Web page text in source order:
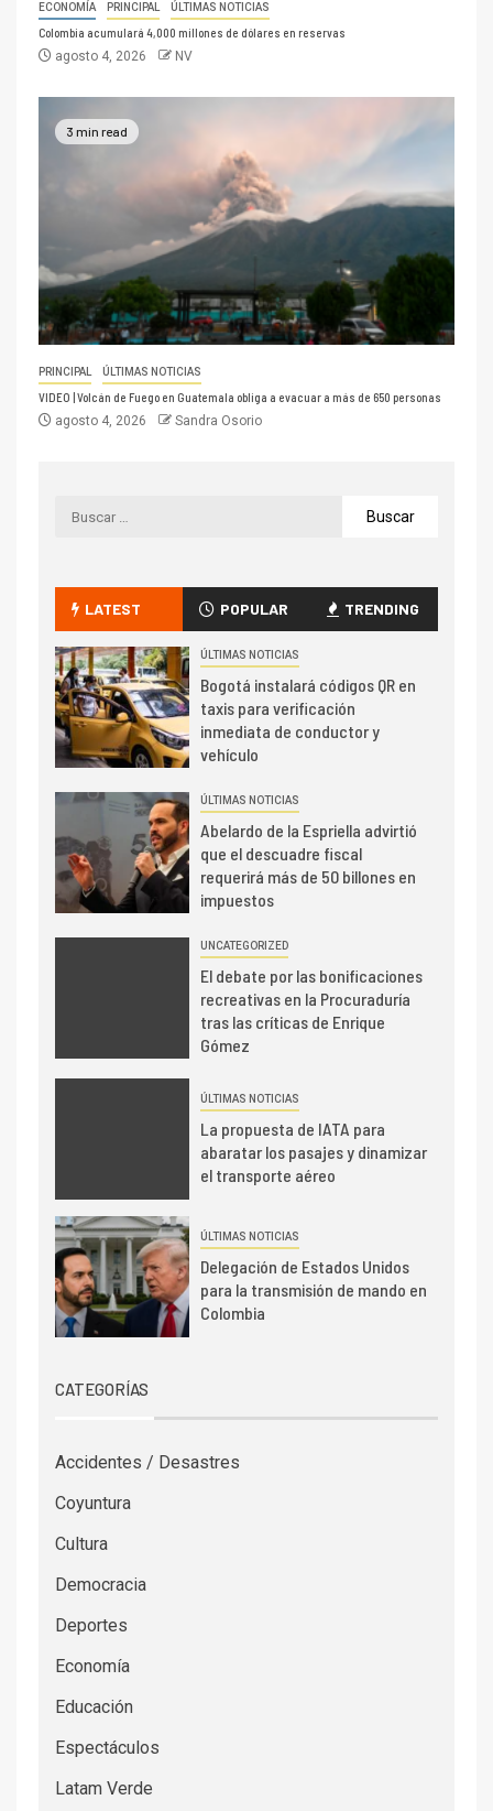
ECONOMÍA PRINCIPAL ÚLTIMAS NOTICIAS
Colombia acumulará 4,000 millones de dólares en reservas
agosto 4, 2026 NV
3 min read
PRINCIPAL ÚLTIMAS NOTICIAS
VIDEO | Volcán de Fuego en Guatemala obliga a evacuar a más de 650 personas
agosto 4, 2026 Sandra Osorio
LATEST POPULAR TRENDING
ÚLTIMAS NOTICIAS
Bogotá instalará códigos QR en
taxis para verificación
inmediata de conductor y
vehículo
ÚLTIMAS NOTICIAS
Abelardo de la Espriella advirtió
que el descuadre fiscal
requerirá más de 50 billones en
impuestos
UNCATEGORIZED
El debate por las bonificaciones
recreativas en la Procuraduría
tras las críticas de Enrique
Gómez
ÚLTIMAS NOTICIAS
La propuesta de IATA para
abaratar los pasajes y dinamizar
el transporte aéreo
ÚLTIMAS NOTICIAS
Delegación de Estados Unidos
para la transmisión de mando en
Colombia
CATEGORÍAS
Accidentes / Desastres
Coyuntura
Cultura
Democracia
Deportes
Economía
Educación
Espectáculos
Latam Verde